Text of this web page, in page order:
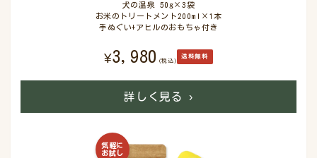
犬の温泉 50g×3袋
お米のトリートメント200ml×1本
手ぬぐい+アヒルのおもちゃ付き
¥3,980 (税込)
送料無料
詳しく見る ›
気軽に
お試し